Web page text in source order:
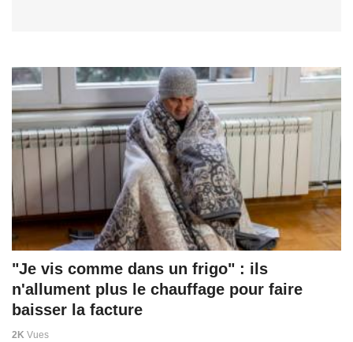
"Je vis comme dans un frigo" : ils
n'allument plus le chauffage pour faire
baisser la facture
2K Vues